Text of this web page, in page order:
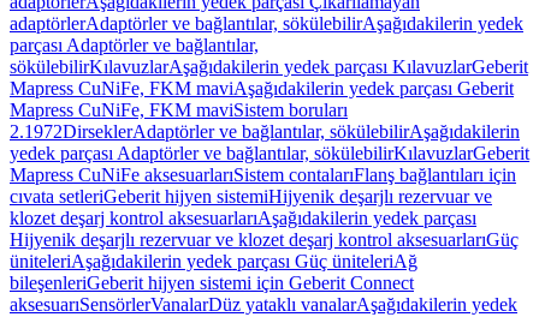
adaptörlerAdaptörler ve bağlantılar, sökülebilirAşağıdakilerin yedek
parçası Adaptörler ve bağlantılar,
sökülebilirKılavuzlarAşağıdakilerin yedek parçası KılavuzlarGeberit
Mapress CuNiFe, FKM maviAşağıdakilerin yedek parçası Geberit
Mapress CuNiFe, FKM maviSistem boruları
2.1972DirseklerAdaptörler ve bağlantılar, sökülebilirAşağıdakilerin
yedek parçası Adaptörler ve bağlantılar, sökülebilirKılavuzlarGeberit
Mapress CuNiFe aksesuarlarıSistem contalarıFlanş bağlantıları için
cıvata setleriGeberit hijyen sistemiHijyenik deşarjlı rezervuar ve
klozet deşarj kontrol aksesuarlarıAşağıdakilerin yedek parçası
Hijyenik deşarjlı rezervuar ve klozet deşarj kontrol aksesuarlarıGüç
üniteleriAşağıdakilerin yedek parçası Güç üniteleriAğ
bileşenleriGeberit hijyen sistemi için Geberit Connect
aksesuarıSensörlerVanalarDüz yataklı vanalarAşağıdakilerin yedek